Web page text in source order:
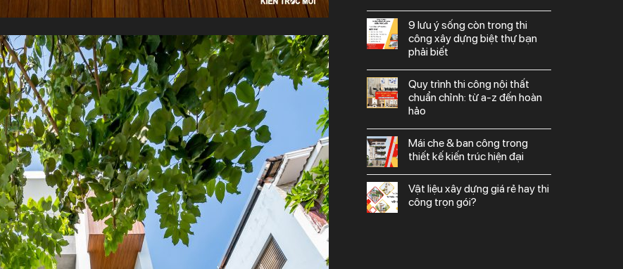
9 lưu ý sống còn trong thi
công xây dựng biệt thự bạn
phải biết
quy trình thi công nội thất
chuẩn chỉnh: từ a-z đến hoàn
hảo
mái che & ban công trong
thiết kế kiến trúc hiện đại
vật liệu xây dựng giá rẻ hay thi
công trọn gói?